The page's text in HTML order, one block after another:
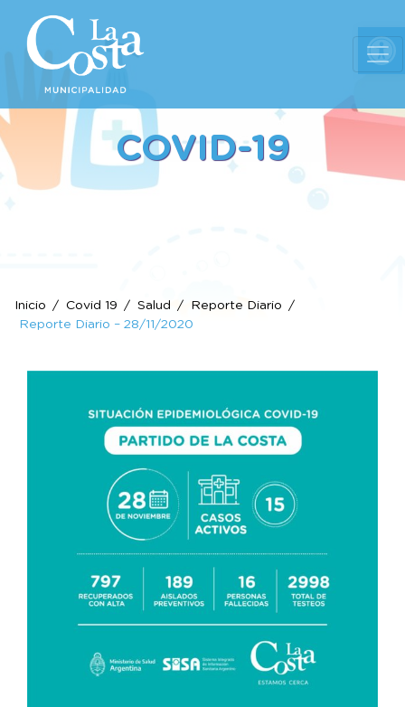
COVID-19
Inicio Covid 19 Salud
Reporte Diario
Reporte Diario – 28/11/2020